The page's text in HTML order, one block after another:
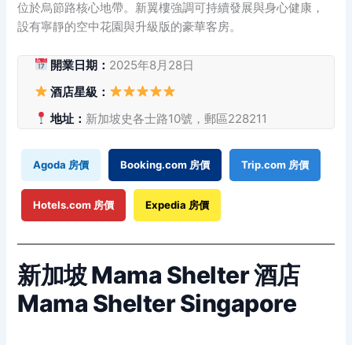
位於烏節路核心地帶。新翼樓強調可持續發展與身心健康，
設有寧靜的空中花園與升級版的豪華客房。
開業日期： 2025年8月28日
酒店星級：
地址： 新加坡史各士路10號，郵區228211
Agoda 房價 Booking.com 房價 Trip.com 房價
Hotels.com 房價 Expedia 房價
新加坡 Mama Shelter 酒店
Mama Shelter Singapore